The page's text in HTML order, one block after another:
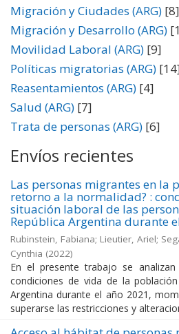
Migración y Ciudades (ARG) [8]
Migración y Desarrollo (ARG)
Movilidad Laboral (ARG) [9]
Políticas migratorias (ARG)
Reasentamientos (ARG) [4]
Salud (ARG) [7]
Trata de personas (ARG) [6]
Envíos recientes
Las personas migrantes en la
retorno a la normalidad? :
situación laboral de las
República Argentina durante
Rubinstein, Fabiana; Lieutier, Ariel;
Cynthia (2022)
En el presente trabajo se
condiciones de vida de la
Argentina durante el año 2021,
superarse las restricciones y